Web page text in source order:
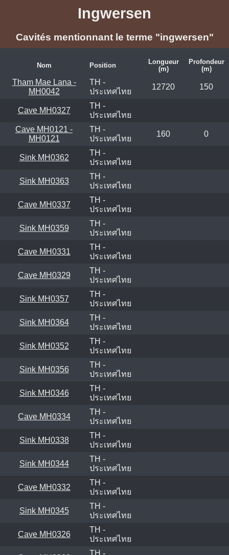
Ingwersen
Cavités mentionnant le terme "ingwersen"
Nom Position
Longueur
(m)
Profondeur
(m)
Tham Mae Lana -
MH0042
TH -
ประเทศไทย
12720 150
Cave MH0327
TH -
ประเทศไทย
Cave MH0121 -
MH0121
TH -
ประเทศไทย
160 0
Sink MH0362
TH -
ประเทศไทย
Sink MH0363
TH -
ประเทศไทย
Cave MH0337
TH -
ประเทศไทย
Sink MH0359
TH -
ประเทศไทย
Cave MH0331
TH -
ประเทศไทย
Cave MH0329
TH -
ประเทศไทย
Sink MH0357
TH -
ประเทศไทย
Sink MH0364
TH -
ประเทศไทย
Sink MH0352
TH -
ประเทศไทย
Sink MH0356
TH -
ประเทศไทย
Sink MH0346
TH -
ประเทศไทย
Cave MH0334
TH -
ประเทศไทย
Sink MH0338
TH -
ประเทศไทย
Sink MH0344
TH -
ประเทศไทย
Cave MH0332
TH -
ประเทศไทย
Sink MH0345
TH -
ประเทศไทย
Cave MH0326
TH -
ประเทศไทย
TH -